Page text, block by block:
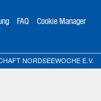
FAQ Cookie Manager
NORDSEEWOCHE E.V.